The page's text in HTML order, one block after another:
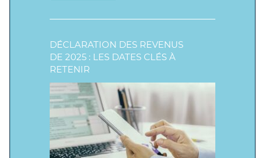
DÉCLARATION DES REVENUS
DE 2025 : LES DATES CLÉS À
RETENIR